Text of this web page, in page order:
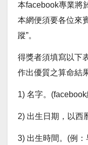
本facebook專業將
本網便須要各位來
蹤”。
得獎者須填寫以下
作出優質之算命結
1) 名字。
2) 出生日期，以西
3) 出生時間。(例